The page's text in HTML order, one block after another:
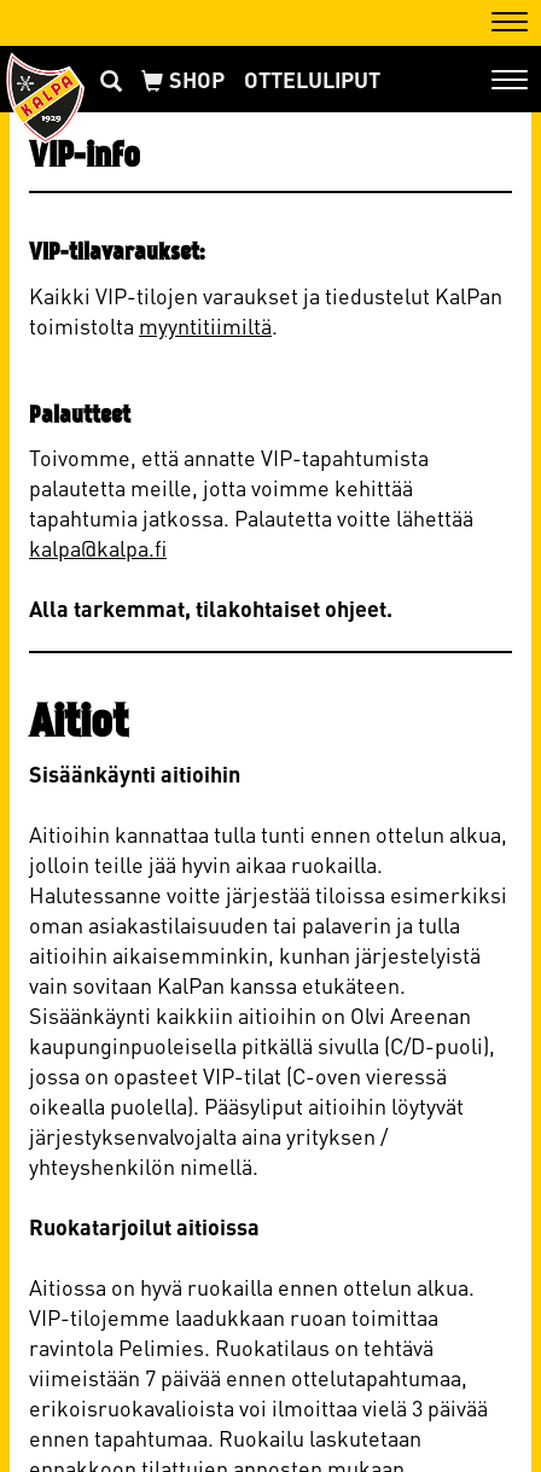
OTTELULIPUT
VIP-info
VIP-tilavaraukset:
Kaikki VIP-tilojen varaukset ja tiedustelut KalPan
toimistolta myyntitiimiltä
Palautteet
Toivomme, että annatte VIP-tapahtumista
palautetta meille, jotta voimme kehittää
tapahtumia jatkossa. Palautetta voitte lähettää
kalpa@kalpa.fi
Alla tarkemmat, tilakohtaiset ohjeet.
Aitiot
Sisäänkäynti aitioihin
Aitioihin kannattaa tulla tunti ennen ottelun alkua,
jolloin teille jää hyvin aikaa ruokailla.
Halutessanne voitte järjestää tiloissa esimerkiksi
oman asiakastilaisuuden tai palaverin ja tulla
aitioihin aikaisemminkin, kunhan järjestelyistä
vain sovitaan KalPan kanssa etukäteen.
Sisäänkäynti kaikkiin aitioihin on Olvi Areenan
kaupunginpuoleisella pitkällä sivulla (C/D-puoli),
jossa on opasteet VIP-tilat (C-oven vieressä
oikealla puolella). Pääsyliput aitioihin löytyvät
järjestyksenvalvojalta aina yrityksen /
yhteyshenkilön nimellä.
Ruokatarjoilut aitioissa
Aitiossa on hyvä ruokailla ennen ottelun alkua.
VIP-tilojemme laadukkaan ruoan toimittaa
ravintola Pelimies. Ruokatilaus on tehtävä
viimeistään 7 päivää ennen ottelutapahtumaa,
erikoisruokavalioista voi ilmoittaa vielä 3 päivää
ennen tapahtumaa. Ruokailu laskutetaan